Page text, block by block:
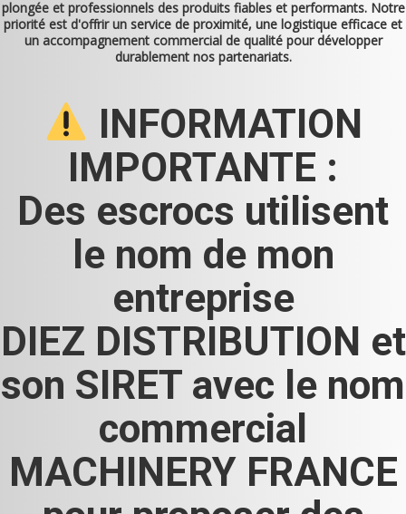
plongée et professionnels des produits fiables et performants. Notre
priorité est d'offrir un service de proximité, une logistique efficace et
un accompagnement commercial de qualité pour développer
durablement nos partenariats.
INFORMATION
IMPORTANTE :
Des escrocs utilisent
le nom de mon
entreprise
DIEZ DISTRIBUTION et
son SIRET avec le nom
commercial
MACHINERY FRANCE